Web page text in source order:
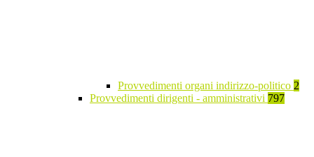
Provvedimenti organi indirizzo-politico 2
Provvedimenti dirigenti - amministrativi 797